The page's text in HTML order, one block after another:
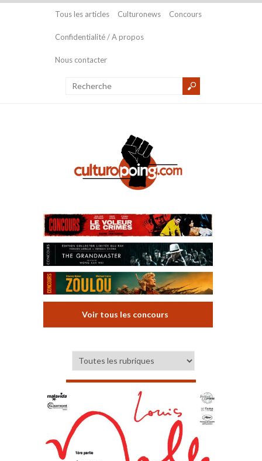
Tous les articles Culturonews Concours
Confidentialité / A propos
Nous contacter
Voir tous les concours